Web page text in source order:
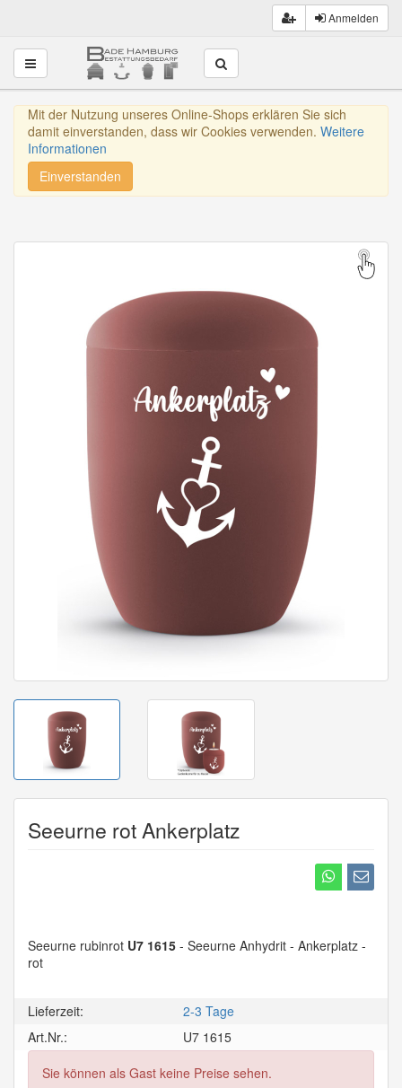
Anmelden
Toggle navigation
Mit der Nutzung unseres Online-Shops erklären Sie sich
damit einverstanden, dass wir Cookies verwenden. Weitere
Informationen
Einverstanden
Seeurne rot Ankerplatz
Seeurne rubinrot U7 1615 - Seeurne Anhydrit - Ankerplatz -
rot
Lieferzeit:
2-3 Tage
Art.Nr.:
U7 1615
Sie können als Gast keine Preise sehen.